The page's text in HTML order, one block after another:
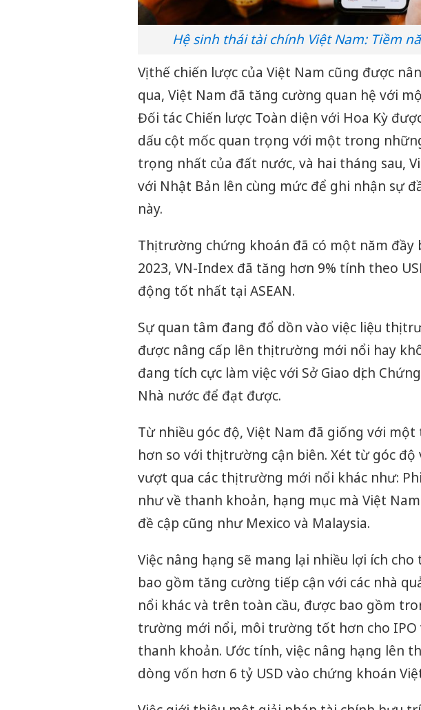
Hệ sinh thái tài chính Việt Nam: Tiềm
Vị thế chiến lược của Việt Nam cũng được
qua, Việt Nam đã tăng cường quan hệ với
Đối tác Chiến lược Toàn diện với Hoa Kỳ
dấu cột mốc quan trọng với một trong
trọng nhất của đất nước, và hai tháng sau,
với Nhật Bản lên cùng mức để ghi nhận sự
này.
Thị trường chứng khoán đã có một năm
2023, VN-Index đã tăng hơn 9% tính theo
động tốt nhất tại ASEAN.
Sự quan tâm đang đổ dồn vào việc liệu thị
được nâng cấp lên thị trường mới nổi hay
đang tích cực làm việc với Sở Giao dịch
Nhà nước để đạt được.
Từ nhiều góc độ, Việt Nam đã giống với
hơn so với thị trường cận biên. Xét từ góc
vượt qua các thị trường mới nổi khác như:
như về thanh khoản, hạng mục mà Việt
đề cập cũng như Mexico và Malaysia.
Việc nâng hạng sẽ mang lại nhiều lợi ích
bao gồm tăng cường tiếp cận với các nhà
nổi khác và trên toàn cầu, được bao gồm
trường mới nổi, môi trường tốt hơn cho
thanh khoản. Ước tính, việc nâng hạng lên
dòng vốn hơn 6 tỷ USD vào chứng khoán